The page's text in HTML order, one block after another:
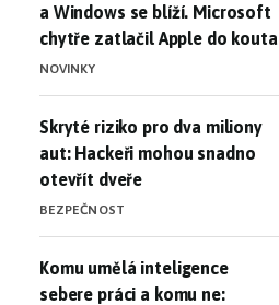
a Windows se blíží. Microsoft
chytře zatlačil Apple do kouta
NOVINKY
Skryté riziko pro dva miliony
Skryté riziko pro dva miliony
aut: Hackeři mohou snadno
otevřít dveře
BEZPEČNOST
Komu umělá inteligence
Komu umělá inteligence
sebere práci a komu ne: